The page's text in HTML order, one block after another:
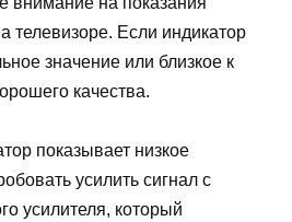
телевизоре. Если индикатор
значение или близкое к
качества.
показывает низкое
усилить сигнал с
усилителя, который